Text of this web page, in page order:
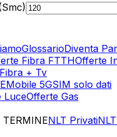
GlossarioDiventa
Fibra FTTHOfferte
Fibra + Tv
Mobile 5GSIM solo dati
LuceOfferte Gas
TERMINENLT Privati